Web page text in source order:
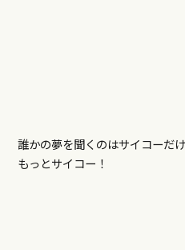
誰かの夢を聞くのはサイコーだ
もっとサイコー！